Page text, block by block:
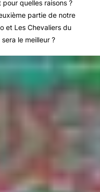
quelles raisons ?
partie de notre
et Les Chevaliers du
le meilleur ?